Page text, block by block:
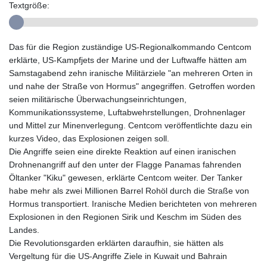
Textgröße:
Das für die Region zuständige US-Regionalkommando Centcom
erklärte, US-Kampfjets der Marine und der Luftwaffe hätten am
Samstagabend zehn iranische Militärziele "an mehreren Orten in
und nahe der Straße von Hormus" angegriffen. Getroffen worden
seien militärische Überwachungseinrichtungen,
Kommunikationssysteme, Luftabwehrstellungen, Drohnenlager
und Mittel zur Minenverlegung. Centcom veröffentlichte dazu ein
kurzes Video, das Explosionen zeigen soll.
Die Angriffe seien eine direkte Reaktion auf einen iranischen
Drohnenangriff auf den unter der Flagge Panamas fahrenden
Öltanker "Kiku" gewesen, erklärte Centcom weiter. Der Tanker
habe mehr als zwei Millionen Barrel Rohöl durch die Straße von
Hormus transportiert. Iranische Medien berichteten von mehreren
Explosionen in den Regionen Sirik und Keschm im Süden des
Landes.
Die Revolutionsgarden erklärten daraufhin, sie hätten als
Vergeltung für die US-Angriffe Ziele in Kuwait und Bahrain